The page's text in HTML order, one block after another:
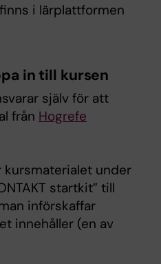
i lärplattformen
in till kursen
själv för att
från Hogrefe
kursmaterialet under
startkit” till
införskaffar
innehåller (en av